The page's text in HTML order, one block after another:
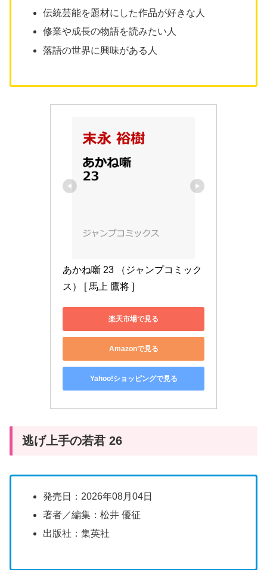
伝統芸能を題材にした作品が好きな人
修業や成長の物語を読みたい人
落語の世界に興味がある人
あかね噺 23 （ジャンプコミック
ス） [ 馬上 鷹将 ]
楽天市場で見る
Amazonで見る
Yahoo!ショッピングで見る
逃げ上手の若君 26
発売日：2026年08月04日
著者／編集：松井 優征
出版社：集英社